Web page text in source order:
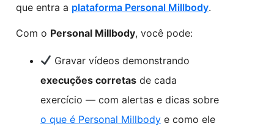
que entra a plataforma Personal Millbody.
Com o Personal Millbody, você pode:
Gravar vídeos demonstrando
execuções corretas de cada
exercício — com alertas e dicas sobre
o que é Personal Millbody e como ele